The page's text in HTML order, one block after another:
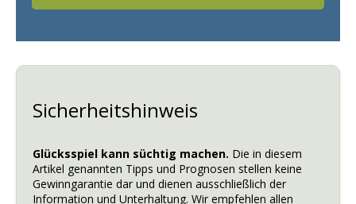
Sicherheitshinweis
Glücksspiel kann süchtig machen. Die in diesem
Artikel genannten Tipps und Prognosen stellen keine
Gewinngarantie dar und dienen ausschließlich der
Information und Unterhaltung. Wir empfehlen allen